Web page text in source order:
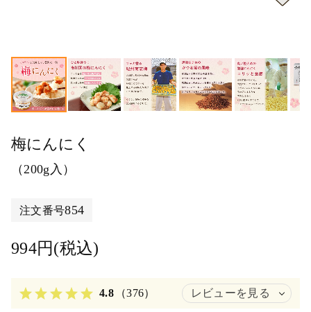
梅にんにく
（200g入）
注文番号854
994円(税込)
4.8 （376） レビューを見る